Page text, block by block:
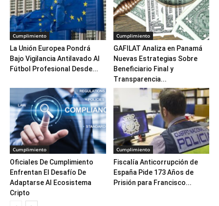
Cumplimiento
La Unión Europea Pondrá
Bajo Vigilancia Antilavado Al
Fútbol Profesional Desde...
Cumplimiento
GAFILAT Analiza en Panamá
Nuevas Estrategias Sobre
Beneficiario Final y
Transparencia...
Cumplimiento
Oficiales De Cumplimiento
Enfrentan El Desafío De
Adaptarse Al Ecosistema
Cripto
Cumplimiento
Fiscalía Anticorrupción de
España Pide 173 Años de
Prisión para Francisco...